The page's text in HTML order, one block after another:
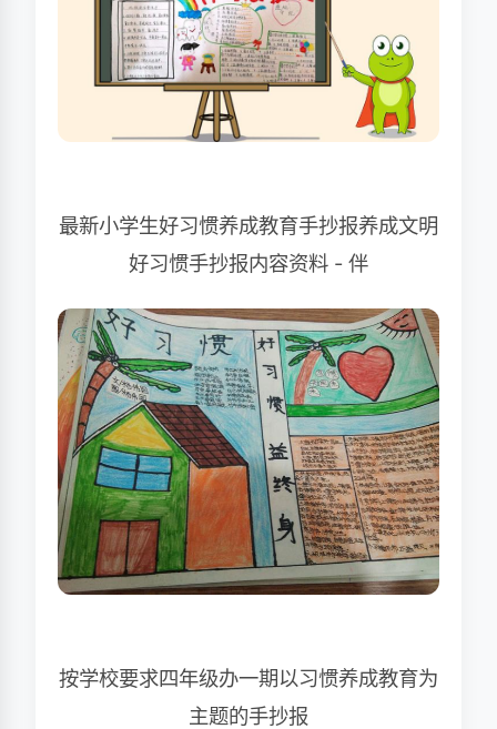
最新小学生好习惯养成教育手抄报养成文明
好习惯手抄报内容资料 - 伴
按学校要求四年级办一期以习惯养成教育为
主题的手抄报